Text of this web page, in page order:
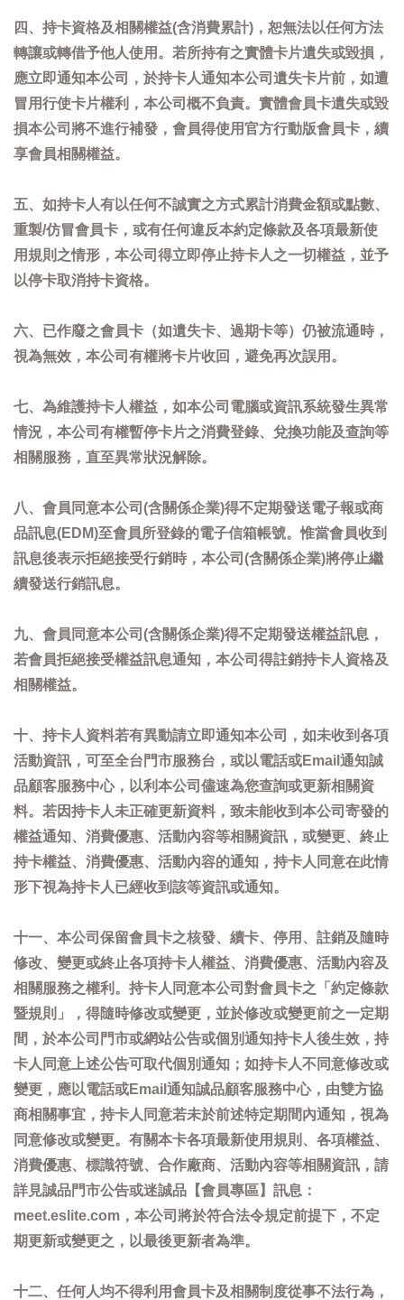
四、持卡資格及相關權益(含消費累計)，恕無法以任何方法
轉讓或轉借予他人使用。若所持有之實體卡片遺失或毀損，
應立即通知本公司，於持卡人通知本公司遺失卡片前，如遭
冒用行使卡片權利，本公司概不負責。實體會員卡遺失或毀
損本公司將不進行補發，會員得使用官方行動版會員卡，續
享會員相關權益。
五、如持卡人有以任何不誠實之方式累計消費金額或點數、
重製/仿冒會員卡，或有任何違反本約定條款及各項最新使
用規則之情形，本公司得立即停止持卡人之一切權益，並予
以停卡取消持卡資格。
六、已作廢之會員卡（如遺失卡、過期卡等）仍被流通時，
視為無效，本公司有權將卡片收回，避免再次誤用。
七、為維護持卡人權益，如本公司電腦或資訊系統發生異常
情況，本公司有權暫停卡片之消費登錄、兌換功能及查詢等
相關服務，直至異常狀況解除。
八、會員同意本公司(含關係企業)得不定期發送電子報或商
品訊息(EDM)至會員所登錄的電子信箱帳號。惟當會員收到
訊息後表示拒絕接受行銷時，本公司(含關係企業)將停止繼
續發送行銷訊息。
九、會員同意本公司(含關係企業)得不定期發送權益訊息，
若會員拒絕接受權益訊息通知，本公司得註銷持卡人資格及
相關權益。
十、持卡人資料若有異動請立即通知本公司，如未收到各項
活動資訊，可至全台門市服務台，或以電話或Email通知誠
品顧客服務中心，以利本公司儘速為您查詢或更新相關資
料。若因持卡人未正確更新資料，致未能收到本公司寄發的
權益通知、消費優惠、活動內容等相關資訊，或變更、終止
持卡權益、消費優惠、活動內容的通知，持卡人同意在此情
形下視為持卡人已經收到該等資訊或通知。
十一、本公司保留會員卡之核發、續卡、停用、註銷及隨時
修改、變更或終止各項持卡人權益、消費優惠、活動內容及
相關服務之權利。持卡人同意本公司對會員卡之「約定條款
暨規則」，得隨時修改或變更，並於修改或變更前之一定期
間，於本公司門市或網站公告或個別通知持卡人後生效，持
卡人同意上述公告可取代個別通知；如持卡人不同意修改或
變更，應以電話或Email通知誠品顧客服務中心，由雙方協
商相關事宜，持卡人同意若未於前述特定期間內通知，視為
同意修改或變更。有關本卡各項最新使用規則、各項權益、
消費優惠、標識符號、合作廠商、活動內容等相關資訊，請
詳見誠品門市公告或迷誠品【會員專區】訊息：
meet.eslite.com，本公司將於符合法令規定前提下，不定
期更新或變更之，以最後更新者為準。
十二、任何人均不得利用會員卡及相關制度從事不法行為，